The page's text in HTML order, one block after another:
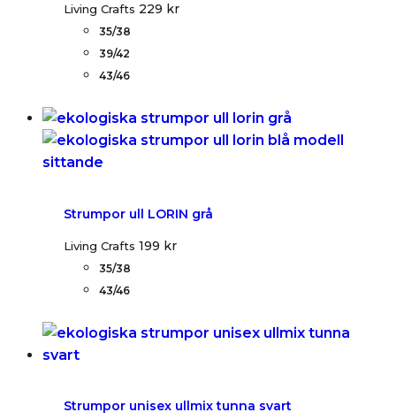
Living Crafts 229 kr
35/38
39/42
43/46
Strumpor ull LORIN grå
Living Crafts 199 kr
35/38
43/46
Strumpor unisex ullmix tunna svart